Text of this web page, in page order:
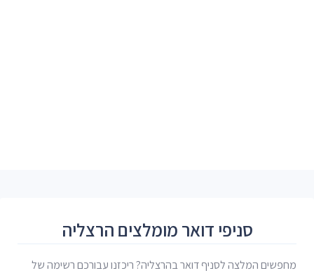
סניפי דואר מומלצים הרצליה
מחפשים המלצה לסניף דואר בהרצליה? ריכזנו עבורכם רשימה של